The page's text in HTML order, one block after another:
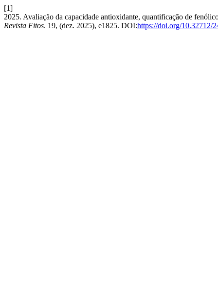
[1]
2025. Avaliação da capacidade antioxidante, quantificação de
Revista Fitos. 19, (dez. 2025), e1825. DOI:https://doi.org/10.32712/